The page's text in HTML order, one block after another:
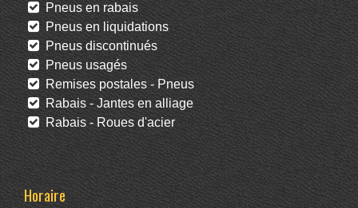
Pneus en rabais
Pneus en liquidations
Pneus discontinués
Pneus usagés
Remises postales - Pneus
Rabais - Jantes en alliage
Rabais - Roues d'acier
Horaire